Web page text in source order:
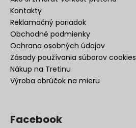
Kontakty
Reklamačný poriadok
Obchodné podmienky
Ochrana osobných údajov
Zásady používania súborov cookies
Nákup na Tretinu
Výroba obrúčok na mieru
Facebook